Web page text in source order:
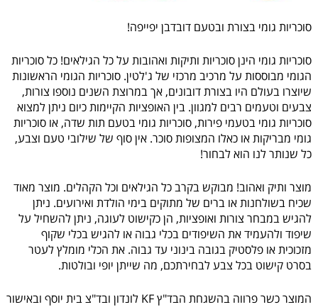
סוכריות גומי בצורת ובטעם דובדבן יפייפה!
סוכריות גומי הינן סוכריות ותיקות ואהובות על כל הגילאים! כל סוכריות
הגומי מבוססות על מרכיב מרכזי של ג'לטין. סוכריות הגומי הראשונות
שיוצרו בעולם היו בצורת דובונים, אך במרוצת השנים נוספו צורות,
צבעים וטעמים רבים למגוון. בין האופציות הקיימות כיום ניתן למצוא
סוכריות גומי בטעמי פירות, סוכריות גומי בטעם תות שדה, או סוכריות
גומי מבריקות או כאלו המצופות סוכר. אין סוף של שילובי טעם וצבע,
כל שנותר לנו הוא לבחור!
מוצר ותיק ואהוב! מבוקש בקרב כל הגילאים וכל הקהלים. מוצר מאוד
שכיח בשולחנות או ברים של מתוקים בימי הולדת ואירועים. ניתן
להגיש במבחר צורות ואופציות, הן כקישוט לעוגה, ניתן להשחיל על
שיפוד ולהעמיד את השיפודים בכלי גבוה או להגיש בכלי שקוף
מזכוכית או פלסטיק בגובה בינוני עד גבוה. את הכלי מומלץ לעטר
בסרט קישוט בכל צבע לבחירתכם, מה שייתן יופי ובולטות.
המוצר כשר פרווה בהשגחת הבד"ץ KF לונדון ובד"צ בית יוסף ובאישור